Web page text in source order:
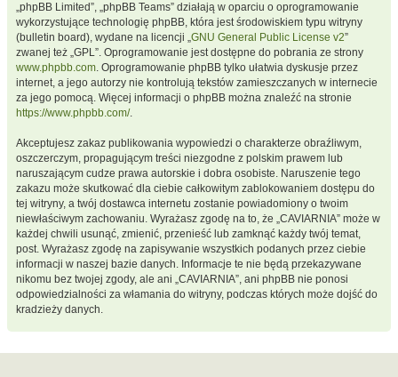
„phpBB Limited”, „phpBB Teams” działają w oparciu o oprogramowanie
wykorzystujące technologię phpBB, która jest środowiskiem typu witryny
(bulletin board), wydane na licencji „GNU General Public License v2”
zwanej też „GPL”. Oprogramowanie jest dostępne do pobrania ze strony
www.phpbb.com. Oprogramowanie phpBB tylko ułatwia dyskusje przez
internet, a jego autorzy nie kontrolują tekstów zamieszczanych w internecie
za jego pomocą. Więcej informacji o phpBB można znaleźć na stronie
https://www.phpbb.com/.
Akceptujesz zakaz publikowania wypowiedzi o charakterze obraźliwym,
oszczerczym, propagującym treści niezgodne z polskim prawem lub
naruszającym cudze prawa autorskie i dobra osobiste. Naruszenie tego
zakazu może skutkować dla ciebie całkowitym zablokowaniem dostępu do
tej witryny, a twój dostawca internetu zostanie powiadomiony o twoim
niewłaściwym zachowaniu. Wyrażasz zgodę na to, że „CAVIARNIA” może w
każdej chwili usunąć, zmienić, przenieść lub zamknąć każdy twój temat,
post. Wyrażasz zgodę na zapisywanie wszystkich podanych przez ciebie
informacji w naszej bazie danych. Informacje te nie będą przekazywane
nikomu bez twojej zgody, ale ani „CAVIARNIA”, ani phpBB nie ponosi
odpowiedzialności za włamania do witryny, podczas których może dojść do
kradzieży danych.